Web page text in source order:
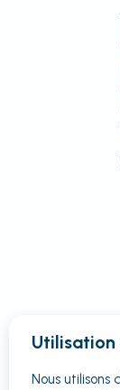
Utilisation
Nous utilisons